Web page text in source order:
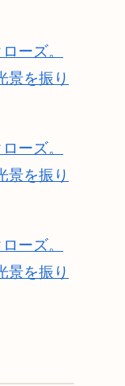
ーズ。
景を振り
ーズ。
景を振り
ーズ。
景を振り